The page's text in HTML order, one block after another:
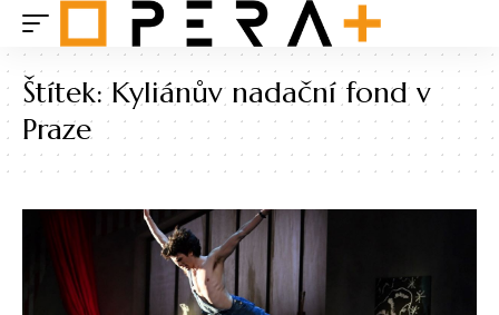
Štítek:Kyliánův nadační fond v
Praze